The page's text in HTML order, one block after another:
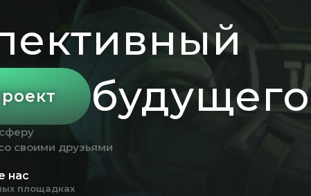
будущего
своими друзьями
нас
площадках